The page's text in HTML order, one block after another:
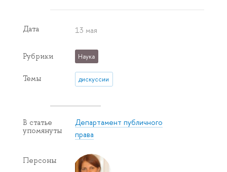
Дата 13 мая
Рубрики Наука
Темы дискуссии
В статье
упомянуты
Департамент публичного
права
Персоны